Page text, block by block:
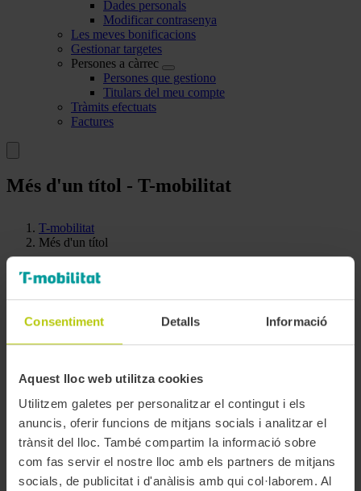
Consentiment Detalls Informació
Aquest lloc web utilitza cookies
Utilitzem galetes per personalitzar el contingut i els
anuncis, oferir funcions de mitjans socials i analitzar el
trànsit del lloc. També compartim la informació sobre
com fas servir el nostre lloc amb els partners de mitjans
socials, de publicitat i d'anàlisis amb qui col·laborem. Al
Dades personals
Modificar contrasenya
Les meves bonificacions
Gestionar targetes
Persones a càrrec
Persones que gestiono
Titulars del meu compte
Tràmits efectuats
Factures
Més d'un títol - T-mobilitat
T-mobilitat
Més d'un títol
Una T-mobilitat, més d’un títol diferent
La T-mobilitat ja permet carregar més d’un títol diferent alhora.
Targeta personalitzada de plàstic:
Mòbil:pots carregar-hi fins a5 títols diferents alhora
Targeta anònima de cartró:no admet aquesta nova
funcionalitat,només hi pots carregar 1 títol alhora.
Per poder gaudir d’aquest avantatge hauràs dedonar-te d’altai
aconseguir la targeta de plàstic o viatjar amb el mòbil. La T-
mobilitat de cartró no permet aquesta funcionalitat.